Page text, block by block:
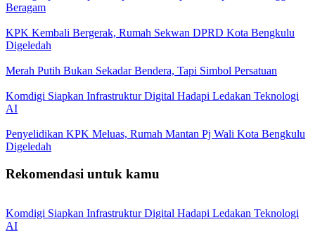
Beragam
KPK Kembali Bergerak, Rumah Sekwan DPRD Kota Bengkulu
Digeledah
Merah Putih Bukan Sekadar Bendera, Tapi Simbol Persatuan
Komdigi Siapkan Infrastruktur Digital Hadapi Ledakan Teknologi
AI
Penyelidikan KPK Meluas, Rumah Mantan Pj Wali Kota Bengkulu
Digeledah
Rekomendasi untuk kamu
Komdigi Siapkan Infrastruktur Digital Hadapi Ledakan Teknologi
AI